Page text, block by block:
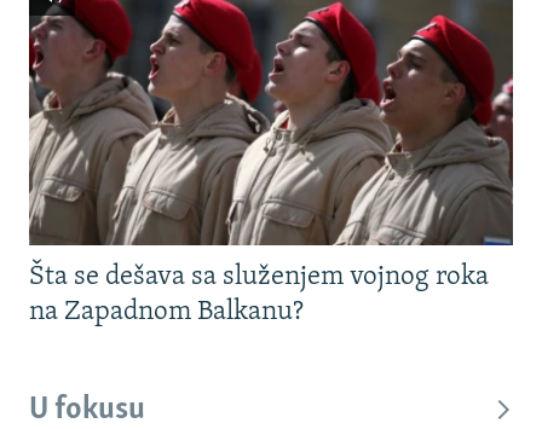
Šta se dešava sa služenjem vojnog roka
na Zapadnom Balkanu?
U fokusu